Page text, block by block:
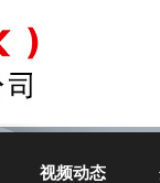
视频动态